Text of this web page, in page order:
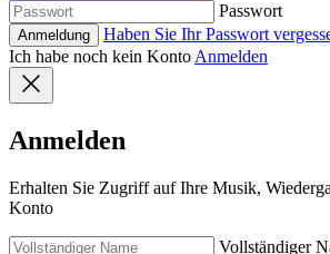
Passwort
Anmeldung
Haben Sie Ihr Passwort
Ich habe noch kein Konto Anmelden
Anmelden
Erhalten Sie Zugriff auf Ihre Musik,
Konto
Vollständiger